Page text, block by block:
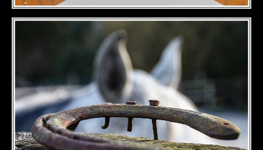
DÉTAILS